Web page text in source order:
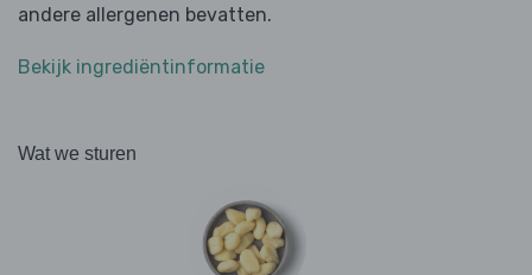
andere allergenen bevatten.
Bekijk ingrediëntinformatie
Wat we sturen